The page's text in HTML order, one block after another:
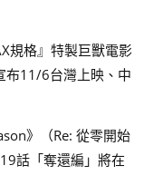
規格』特製巨獸電影
布11/6台灣上映、中
》（Re: 從零開始
話「奪還編」將在